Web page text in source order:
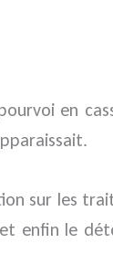
en
sur les
enfin le